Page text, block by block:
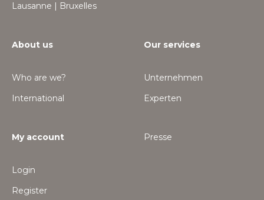
Lausanne | Bruxelles
About us
Who are we?
International
Our services
Unternehmen
Experten
My account
Login
Register
Presse